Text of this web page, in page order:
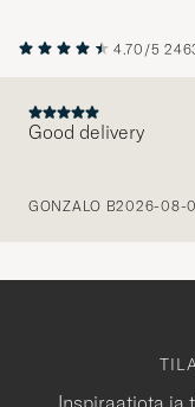
4.70/5
Good delivery
GONZALO B2026-08-